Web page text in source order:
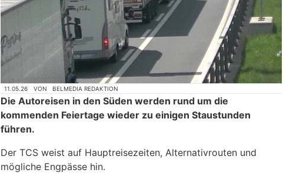
11.05.26 VON BELMEDIA REDAKTION
Die Autoreisen in den Süden werden rund um die
kommenden Feiertage wieder zu einigen Staustunden
führen.
Der TCS weist auf Hauptreisezeiten, Alternativrouten und
mögliche Engpässe hin.